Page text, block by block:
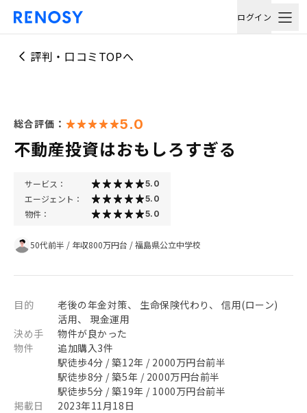
ログイン
評判・口コミTOPへ
総合評価： 5.0
不動産投資はおもしろすぎる
サービス： 5.0
エージェント： 5.0
物件： 5.0
50代前半 / 年収800万円台 /福島県公立中学校
目的
老後の年金対策、 生命保険代わり、 信用(ローン)
活用、 現金運用
決め手
物件が良かった
物件
追加購入3件
駅徒歩4分 / 築12年 / 2000万円台前半
駅徒歩8分 / 築5年 / 2000万円台前半
駅徒歩5分 / 築19年 / 1000万円台前半
掲載日
2023年11月18日